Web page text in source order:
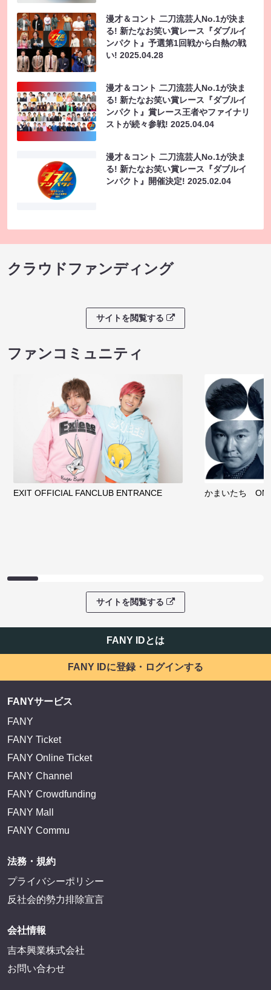
漫才＆コント 二刀流芸人No.1が決ま
る! 新たなお笑い賞レース『ダブルイ
ンパクト』予選第1回戦から白熱の戦
い! 2025.04.28
漫才＆コント 二刀流芸人No.1が決ま
る! 新たなお笑い賞レース『ダブルイ
ンパクト』賞レース王者やファイナリ
ストが続々参戦! 2025.04.04
漫才＆コント 二刀流芸人No.1が決ま
る! 新たなお笑い賞レース『ダブルイ
ンパクト』開催決定! 2025.02.04
クラウドファンディング
サイトを閲覧する
ファンコミュニティ
EXIT OFFICIAL FANCLUB ENTRANCE かまいたち
サイトを閲覧する
FANY IDとは
FANY IDに登録・ログインする
FANYサービス
FANY
FANY Ticket
FANY Online Ticket
FANY Channel
FANY Crowdfunding
FANY Mall
FANY Commu
法務・規約
プライバシーポリシー
反社会的勢力排除宣言
会社情報
吉本興業株式会社
お問い合わせ